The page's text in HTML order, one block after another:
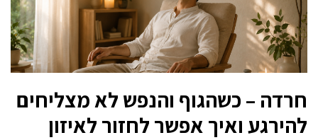
חרדה – כשהגוף והנפש לא מצליחים
להירגע ואיך אפשר לחזור לאיזון